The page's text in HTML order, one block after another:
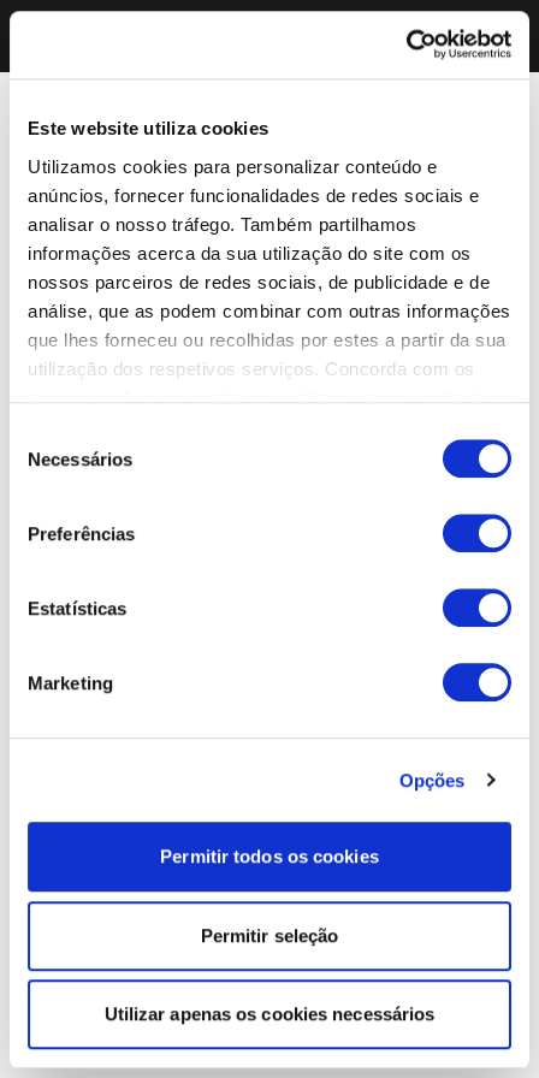
Este website utiliza cookies
Utilizamos cookies para personalizar conteúdo e
anúncios, fornecer funcionalidades de redes sociais e
analisar o nosso tráfego. Também partilhamos
informações acerca da sua utilização do site com os
nossos parceiros de redes sociais, de publicidade e de
análise, que as podem combinar com outras informações
que lhes forneceu ou recolhidas por estes a partir da sua
utilização dos respetivos serviços. Concorda com os
Necessários
Preferências
Estatísticas
Marketing
Opções
Permitir todos os cookies
Permitir seleção
Utilizar apenas os cookies necessários